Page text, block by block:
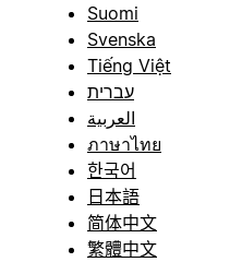
Suomi
Svenska
Tiếng Việt
עברית
العربية
ภาษาไทย
한국어
日本語
简体中文
繁體中文